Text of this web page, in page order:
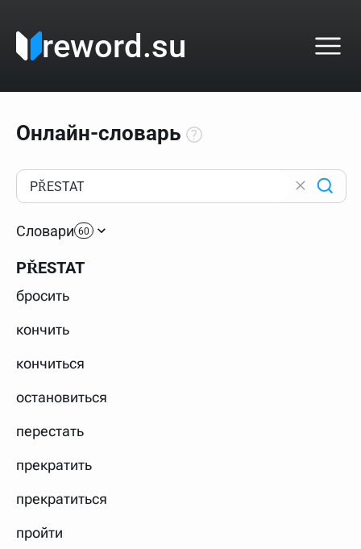
reword.su
Онлайн-словарь
Как пользоваться онлайн-словарём?
которого интересует. Система автоматически подберёт
варианты по начальным буквам и покажет их во
вариантов, откроется страница со словарными
Если точное написание слова неизвестно (как в
подстановочным знаком звёздочкой (*), а несколько
нужно будет нажать на кнопку "Найти".
указывать несколько слов в запросе. Например, если
"Найти", выведутся все словарные статьи о поэте
Пушкине, но не о городе.
В сложных запросах тоже могут присутствовать
неизвестные буквы. Например, в кроссворде есть
Пишем в Reword первым словом "***м***ов", далее
кавычек). Нажимаем "Найти" и получаем статью
"Лермонтов" и не только.
Словари 60
PŘESTAT
бросить
кончить
кончиться
остановиться
перестать
прекратить
прекратиться
пройти